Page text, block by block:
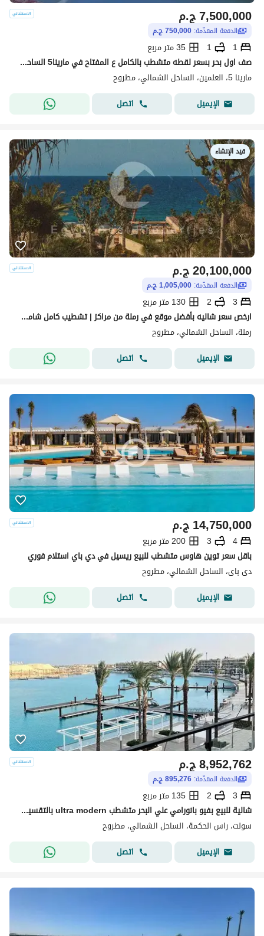
ج.م7,500,000
الدفعة المقدّمة: 750,000 ج.م
1
1
35 متر مربع
صف اول بحر بسعر لقطه متشطب بالكامل ع المفتاح في مارينا5 الساحل الشمالي قبل لسان الوزراء marina5 بجوار فندق Rixos دقائق من مراسي
مارينا 5، العلمين، الساحل الشمالي، مطروح
الإيميل
اتصل
قيد الإنشاء
ج.م20,100,000
الدفعة المقدّمة: 1,005,000 ج.م
3
2
130 متر مربع
ارخص سعر شاليه بأفضل موقع في رملة من مراكز | تشطيب كامل شامل التكييفات | تراس مفتوح | بالتقسيط فى راس الحكمه للبيع الساحل الشمالى
رملة، الساحل الشمالي، مطروح
الإيميل
اتصل
ج.م14,750,000
4
3
200 متر مربع
باقل سعر توين هاوس متشطب للبيع ريسيل في دي باي استلام فوري
دى باى، الساحل الشمالي، مطروح
الإيميل
اتصل
ج.م8,952,762
الدفعة المقدّمة: 895,276 ج.م
3
2
135 متر مربع
شالية للبيع بفيو بانورامي علي البحر متشطب ultra modern بالتقسيط في سولت salt راس الحكمه
سولت، راس الحكمة، الساحل الشمالي، مطروح
الإيميل
اتصل